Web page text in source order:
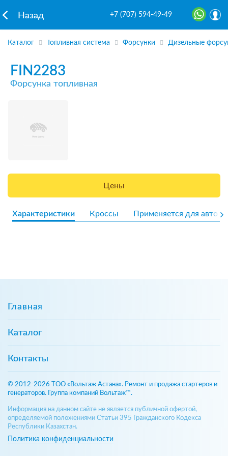
Назад +7 (707) 594-49-49
Каталог Топливная система Форсунки Дизельные
FIN2283
Форсунка топливная
Цены
Характеристики Кроссы Применяется для авто
Главная
Каталог
Контакты
© 2012-2026 ТОО «Вольтаж Астана». Ремонт и продажа стартеров и
генераторов. Группа компаний Вольтаж™.
Информация на данном сайте не является публичной офертой,
определяемой положениями Статьи 395 Гражданского Кодекса
Республики Казахстан.
Политика конфиденциальности